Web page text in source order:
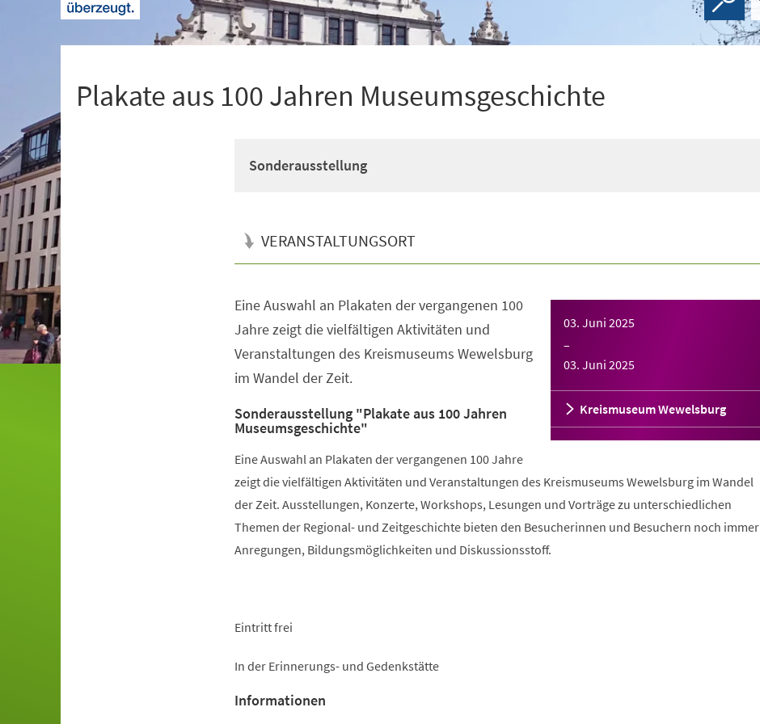
Plakate aus 100 Jahren Museumsgeschichte
Sonderausstellung
VERANSTALTUNGSORT
03. Juni 2025
–
03. Juni 2025
Kreismuseum Wewelsburg
Eine Auswahl an Plakaten der vergangenen 100
Jahre zeigt die vielfältigen Aktivitäten und
Veranstaltungen des Kreismuseums Wewelsburg
im Wandel der Zeit.
Sonderausstellung "Plakate aus 100 Jahren
Museumsgeschichte"
Eine Auswahl an Plakaten der vergangenen 100 Jahre
zeigt die vielfältigen Aktivitäten und Veranstaltungen des Kreismuseums Wewelsburg im Wandel
der Zeit. Ausstellungen, Konzerte, Workshops, Lesungen und Vorträge zu unterschiedlichen
Themen der Regional- und Zeitgeschichte bieten den Besucherinnen und Besuchern noch immer
Anregungen, Bildungsmöglichkeiten und Diskussionsstoff.
Eintritt frei
In der Erinnerungs- und Gedenkstätte
Informationen